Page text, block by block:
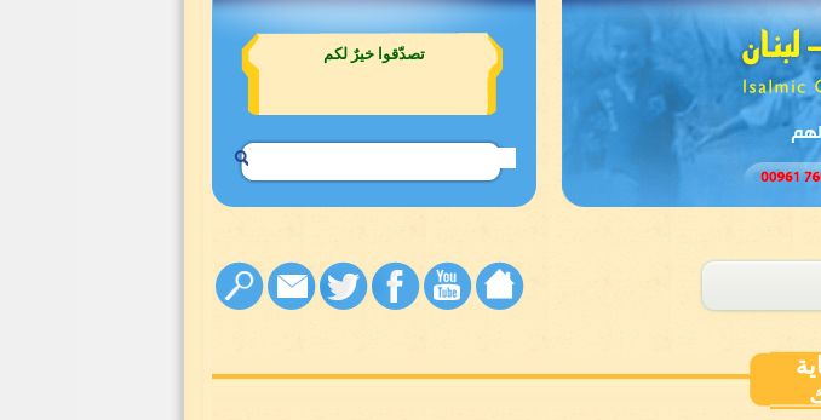
واطلبوا صندوقًا للصدقات من جمعية